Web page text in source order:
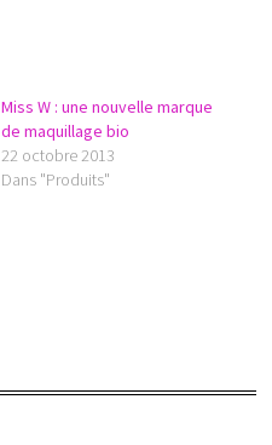
Miss W : une nouvelle marque
de maquillage bio
22 octobre 2013
Dans "Produits"